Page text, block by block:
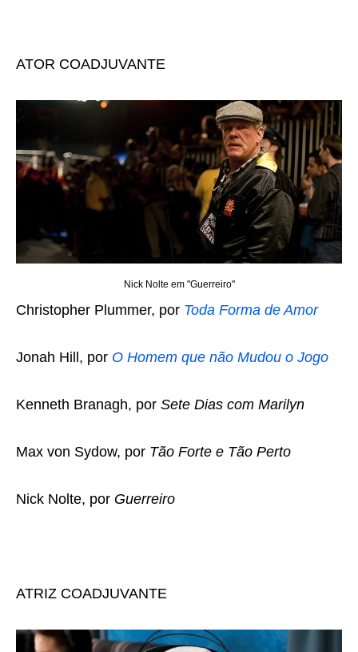
ATOR COADJUVANTE
Nick Nolte em "Guerreiro"
Christopher Plummer, por Toda Forma de Amor
Jonah Hill, por O Homem que não Mudou o Jogo
Kenneth Branagh, por Sete Dias com Marilyn
Max von Sydow, por Tão Forte e Tão Perto
Nick Nolte, por Guerreiro
ATRIZ COADJUVANTE